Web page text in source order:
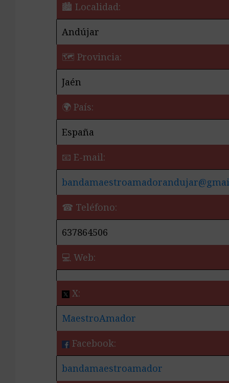
🏙️ Localidad:
Andújar
🗺 Provincia:
Jaén
🌍 País:
España
📧 E-mail:
☎ Teléfono:
637864506
💻 Web:
X:
MaestroAmador
Facebook:
bandamaestroamador